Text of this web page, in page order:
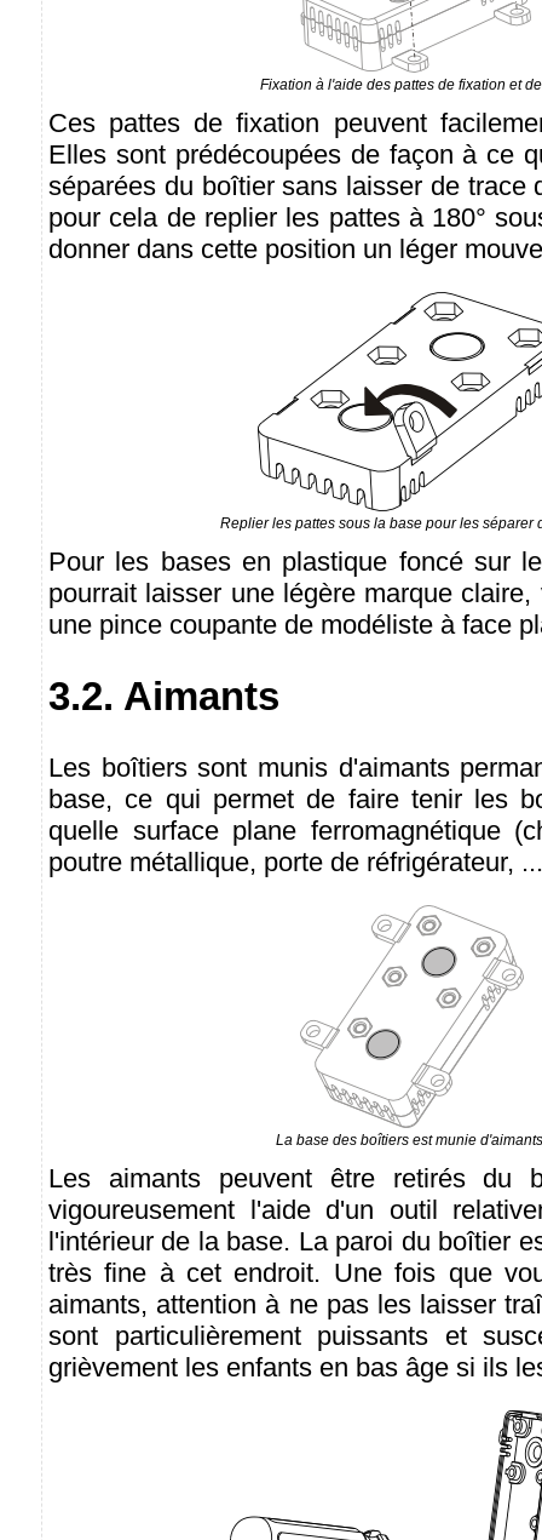
Fixation à l'aide des pattes de fixation et
Ces pattes de fixation peuvent
Elles sont prédécoupées de façon à ce
séparées du boîtier sans laisser de trace
pour cela de replier les pattes à 180°
donner dans cette position un léger
Replier les pattes sous la base pour les séparer
Pour les bases en plastique foncé sur
pourrait laisser une légère marque
une pince coupante de modéliste à face
3.2. Aimants
Les boîtiers sont munis d'aimants
base, ce qui permet de faire tenir les
quelle surface plane ferromagnétique
poutre métallique, porte de réfrigérateur,
La base des boîtiers est munie
Les aimants peuvent être retirés du
vigoureusement l'aide d'un outil
l'intérieur de la base. La paroi du boîtier
très fine à cet endroit. Une fois que
aimants, attention à ne pas les laisser
sont particulièrement puissants et
grièvement les enfants en bas âge si ils